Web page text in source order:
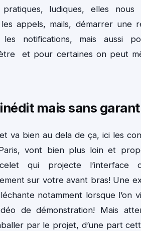
ludiques, elles nous
appels, mails, démarrer une
notifications, mais aussi
et pour certaines on peut
mais sans
va bien au dela de ça, ici les
vont bien plus loin et
qui projecte l’interface
sur votre avant bras! Une
notamment lorsque l’on
de démonstration! Mais
par le projet, d’une part